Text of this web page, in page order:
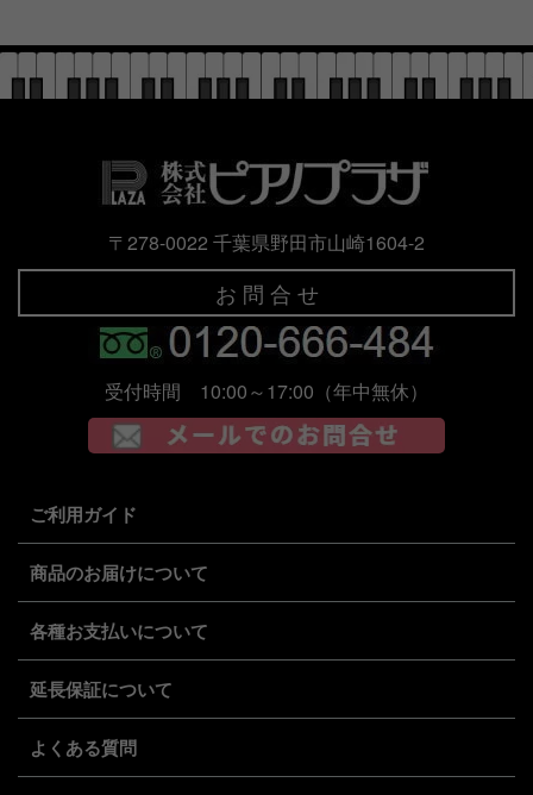
〒278-0022 千葉県野田市山崎1604-2
お 問 合 せ
受付時間 10:00～17:00（年中無休）
ご利用ガイド
商品のお届けについて
各種お支払いについて
延長保証について
よくある質問